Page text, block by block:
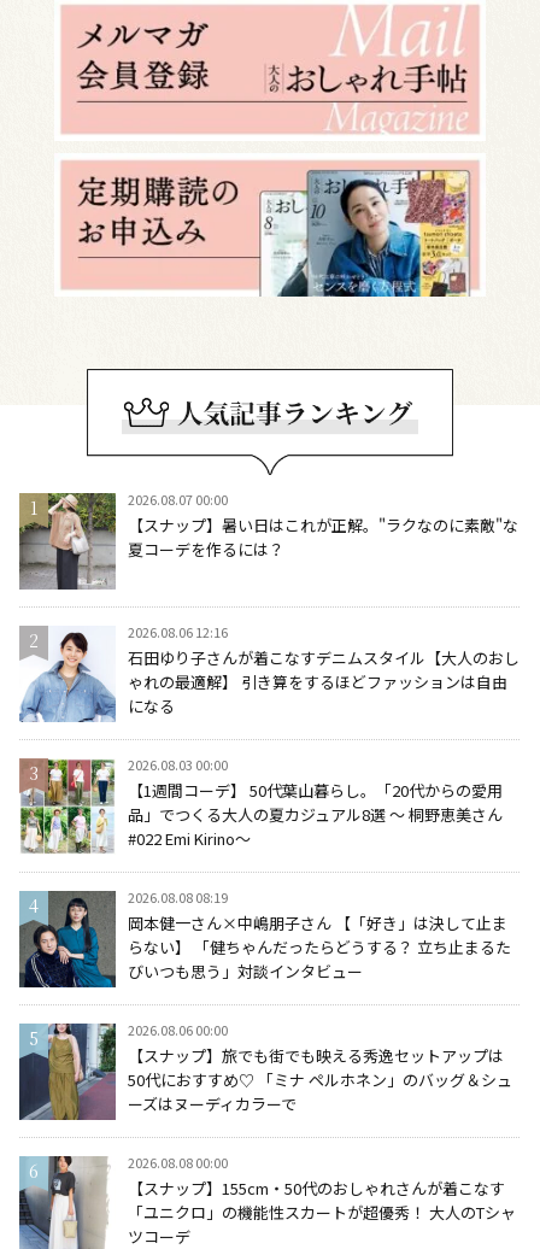
2026.08.07 00:00
【スナップ】暑い日はこれが正解。"ラクなのに素敵"な
夏コーデを作るには？
2026.08.06 12:16
石田ゆり子さんが着こなすデニムスタイル【大人のおし
ゃれの最適解】 引き算をするほどファッションは自由
になる
2026.08.03 00:00
【1週間コーデ】 50代葉山暮らし。「20代からの愛用
品」でつくる大人の夏カジュアル8選 ～ 桐野恵美さん
#022 Emi Kirino～
2026.08.08 08:19
岡本健一さん×中嶋朋子さん 【「好き」は決して止ま
らない】 「健ちゃんだったらどうする？ 立ち止まるた
びいつも思う」対談インタビュー
2026.08.06 00:00
【スナップ】旅でも街でも映える秀逸セットアップは
50代におすすめ♡ 「ミナ ペルホネン」のバッグ＆シュ
ーズはヌーディカラーで
2026.08.08 00:00
【スナップ】155cm・50代のおしゃれさんが着こなす
「ユニクロ」の機能性スカートが超優秀！ 大人のTシャ
ツコーデ